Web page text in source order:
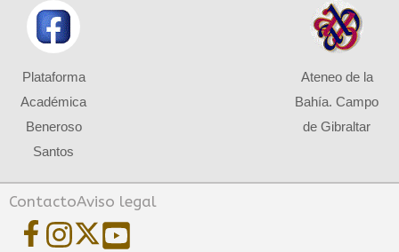
Plataforma
Académica
Beneroso
Santos
Ateneo de la
Bahía. Campo
de Gibraltar
ContactoAviso legal